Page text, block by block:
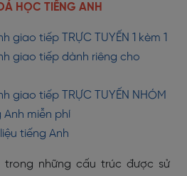
HỌC TIẾNG ANH
giao tiếp TRỰC TUYẾN 1 kèm 1
giao tiếp dành riêng cho
giao tiếp TRỰC TUYẾN NHÓM
Anh miễn phí
tiếng Anh
trong những cấu trúc được sử